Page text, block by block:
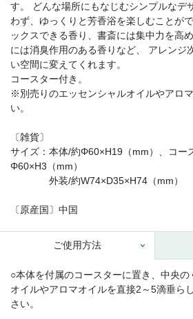
す。 どんな場所にもなじむシンプルなデ
わず、ゆっくりと芳香浴を楽しむことが
ックスできる香り、書斎には集中力を高
には消臭作用のある香りなど、 アレンジ
い空間に変えてくれます。
コースター付き。
※別売りのエッセンシャルオイルやアロ
い。
〔雑貨〕
サイズ：本体/約Φ60×H19（mm）、コー
Φ60×H3（mm）
外装/約W74×D35×H74（mm）
〔原産国〕中国
ご使用方法
○本体を付属のコースターに置き、中央
オイルやアロマオイルを直接2～5滴垂ら
さい。